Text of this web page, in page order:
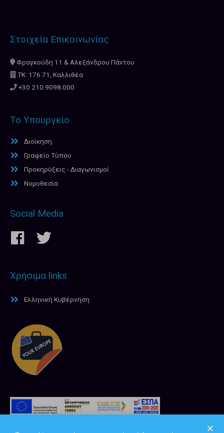
Στοιχεία Επικοινωνίας
Φραγκούδη 11 & Αλεξάνδρου Πάντου
ΤΚ: 176 71, Καλλιθέα
+30 210.9098.000
Το Υπουργείο
Διοίκηση
Γραφείο Τύπου
Προκηρύξεις - Διαγωνισμοί
Νομοθεσία
Social Media
Χρήσιμα links
Ελληνική Κυβέρνηση